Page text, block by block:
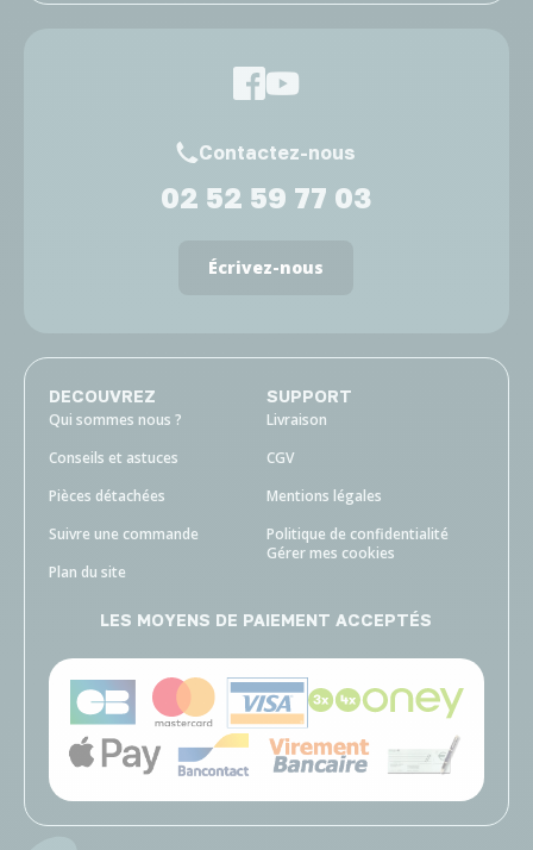
Contactez-nous
02 52 59 77 03
Écrivez-nous
DECOUVREZ
Qui sommes nous ?
Conseils et astuces
Pièces détachées
Suivre une commande
Plan du site
SUPPORT
Livraison
CGV
Mentions légales
Politique de confidentialité
Gérer mes cookies
LES MOYENS DE PAIEMENT ACCEPTÉS